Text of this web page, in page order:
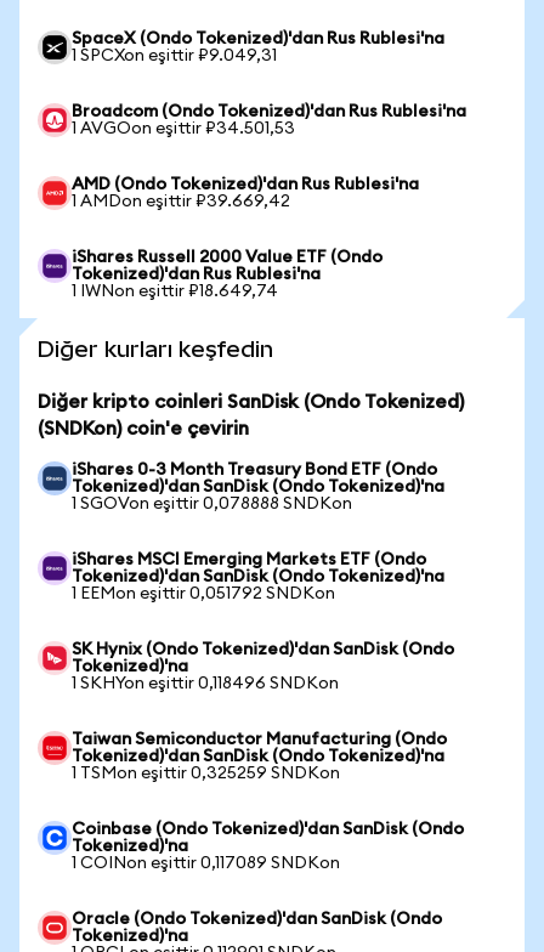
SpaceX (Ondo Tokenized)'dan Rus Rublesi'na
1 SPCXon eşittir ₽9.049,31
Broadcom (Ondo Tokenized)'dan Rus Rublesi'na
1 AVGOon eşittir ₽34.501,53
AMD (Ondo Tokenized)'dan Rus Rublesi'na
1 AMDon eşittir ₽39.669,42
iShares Russell 2000 Value ETF (Ondo
Tokenized)'dan Rus Rublesi'na
1 IWNon eşittir ₽18.649,74
Diğer kurları keşfedin
Diğer kripto coinleri SanDisk (Ondo Tokenized)
(SNDKon) coin'e çevirin
iShares 0-3 Month Treasury Bond ETF (Ondo
Tokenized)'dan SanDisk (Ondo Tokenized)'na
1 SGOVon eşittir 0,078888 SNDKon
iShares MSCI Emerging Markets ETF (Ondo
Tokenized)'dan SanDisk (Ondo Tokenized)'na
1 EEMon eşittir 0,051792 SNDKon
SK Hynix (Ondo Tokenized)'dan SanDisk (Ondo
Tokenized)'na
1 SKHYon eşittir 0,118496 SNDKon
Taiwan Semiconductor Manufacturing (Ondo
Tokenized)'dan SanDisk (Ondo Tokenized)'na
1 TSMon eşittir 0,325259 SNDKon
Coinbase (Ondo Tokenized)'dan SanDisk (Ondo
Tokenized)'na
1 COINon eşittir 0,117089 SNDKon
Oracle (Ondo Tokenized)'dan SanDisk (Ondo
Tokenized)'na